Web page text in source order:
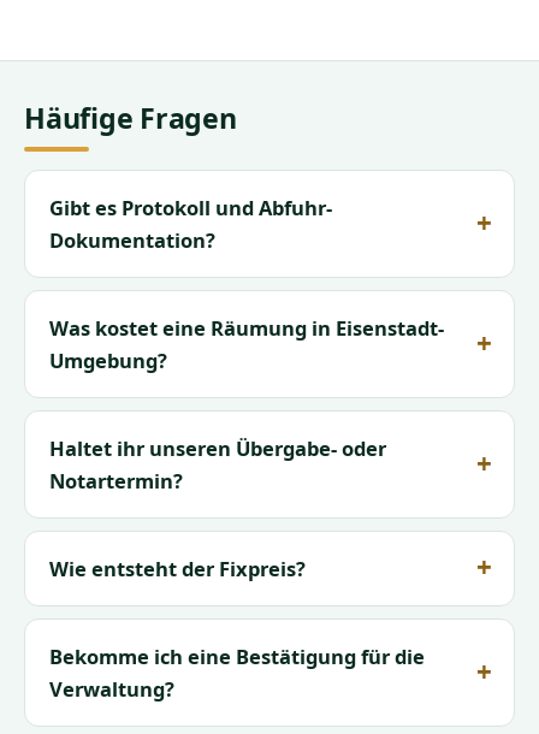
Häufige Fragen
Gibt es Protokoll und Abfuhr-
Dokumentation?
Was kostet eine Räumung in Eisenstadt-
Umgebung?
Haltet ihr unseren Übergabe- oder
Notartermin?
Wie entsteht der Fixpreis?
Bekomme ich eine Bestätigung für die
Verwaltung?